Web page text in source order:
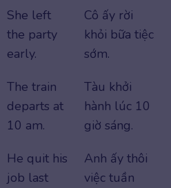
She left
the party
early.
Cô ấy rời
khỏi bữa tiệc
sớm.
The train
departs at
10 am.
Tàu khởi
hành lúc 10
giờ sáng.
He quit his
job last
Anh ấy thôi
việc tuần